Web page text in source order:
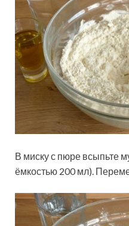
В миску с пюре всыпьте
ёмкостью 200 мл).